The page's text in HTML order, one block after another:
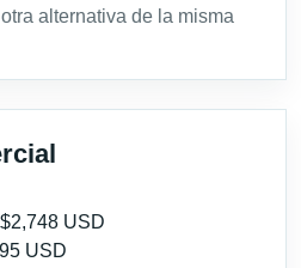
alternativa de la misma
USD
USD